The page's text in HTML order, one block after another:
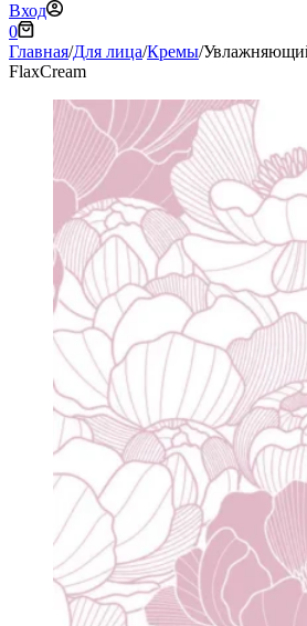
Вход
Корзина
0
Главная/Для лица/Кремы/
FlaxCream